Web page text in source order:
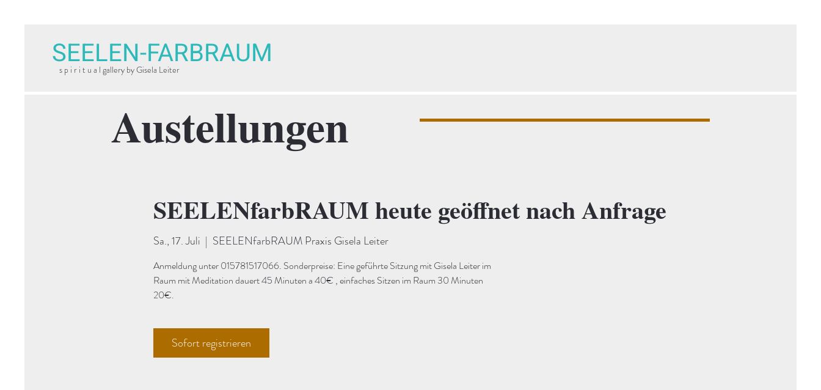
s p i r i t u a l gallery by Gisela Leiter
SEELEN-FARBRAUM
Austellungen
SEELENfarbRAUM heute geöffnet nach Anfrage
Sa., 17. Juli
  |
SEELENfarbRAUM Praxis Gisela Leiter
Anmeldung unter 015781517066. Sonderpreise: Eine geführte Sitzung mit Gisela Leiter im
Raum mit Meditation dauert 45 Minuten a 40€ , einfaches Sitzen im Raum 30 Minuten
20€.
Sofort registrieren